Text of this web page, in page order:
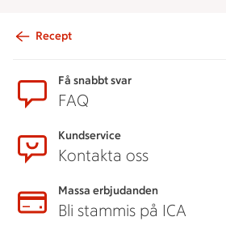
Recept
Få snabbt svar
FAQ
Kundservice
Kontakta oss
Massa erbjudanden
Bli stammis på ICA